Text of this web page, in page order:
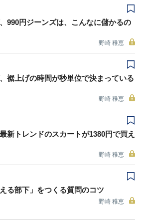
990円ジーンズは、こんなに儲かるの
野崎 稚恵
裾上げの時間が秒単位で決まっている
野崎 稚恵
新トレンドのスカートが1380円で買え
野崎 稚恵
える部下」をつくる質問のコツ
野崎 稚恵